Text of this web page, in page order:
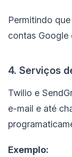
Permitindo
contas Google
4. Serviços
Twilio e
e-mail e até
Exemplo: